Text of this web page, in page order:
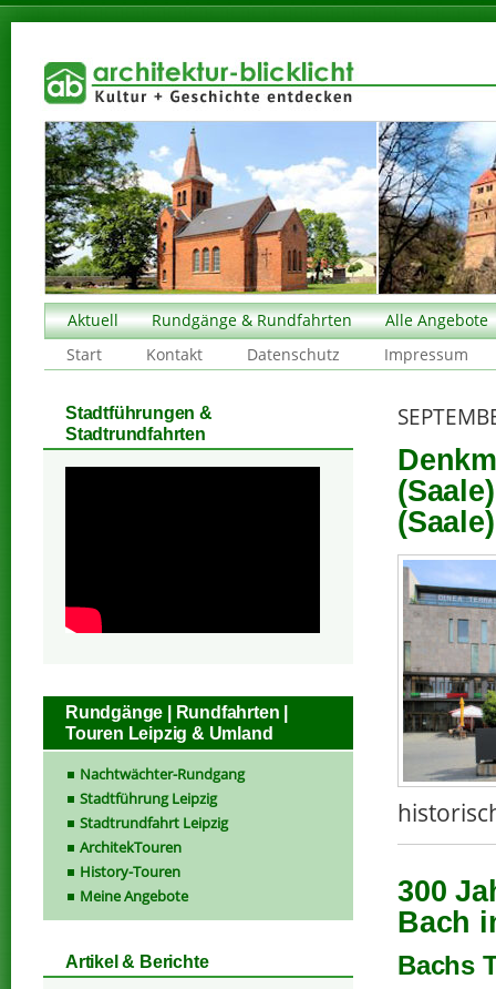
Aktuell Rundgänge & Rundfahrten
Alle Angebote
Start
Kontakt Datenschutz Impressum
(Saale)
300
Bach
Bachs
Stadtführungen &
Stadtrundfahrten
Rundgänge | Rundfahrten |
Touren Leipzig & Umland
Nachtwächter-Rundgang
Stadtführung Leipzig
Stadtrundfahrt Leipzig
ArchitekTouren
History-Touren
Meine Angebote
Artikel & Berichte